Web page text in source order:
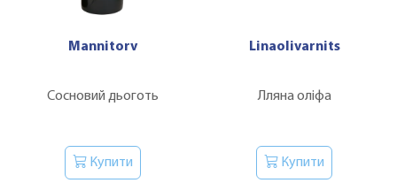
Mannitorv
Сосновий дьоготь
Купити
Linaolivarnits
Лляна оліфа
Купити